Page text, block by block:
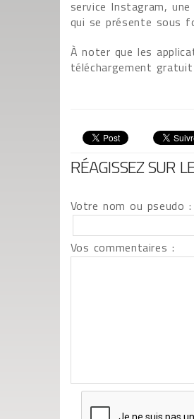
service Instagram,
qui se présente sous
À noter que les
téléchargement
RÉAGISSEZ SUR
Votre nom ou pseudo :
Vos commentaires :